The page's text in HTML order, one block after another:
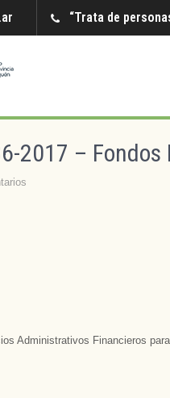
“Trata de
2017 –
Administrativos Financieros